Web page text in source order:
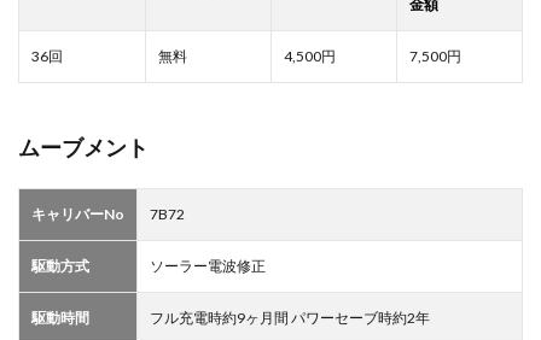
4,500 7,500
ムーブメント
キャリバーNo 7B72
駆動方式 ソーラー電波修正
駆動時間 フル充電時約9ヶ月間 パワーセーブ時約2年